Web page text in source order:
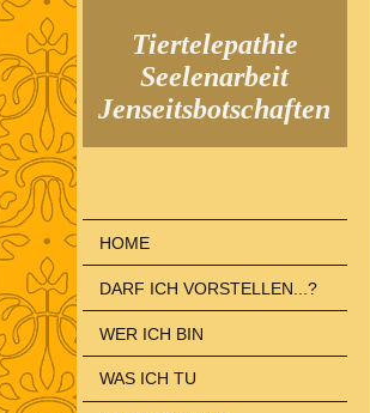
Tiertelepathie
Seelenarbeit
Jenseitsbotschaften
HOME
DARF ICH VORSTELLEN...?
WER ICH BIN
WAS ICH TU